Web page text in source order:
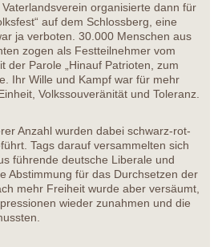
organisierte dann für
auf dem Schlossberg, eine
ja verboten. 30.000 Menschen aus
zogen als Festteilnehmer vom
der Parole „Hinauf Patrioten, zum
Ihr Wille und Kampf war für mehr
Volkssouveränität und Toleranz.
Anzahl wurden dabei schwarz-rot-
Tags darauf versammelten sich
führende deutsche Liberale und
Abstimmung für das Durchsetzen der
mehr Freiheit wurde aber versäumt,
wieder zunahmen und die